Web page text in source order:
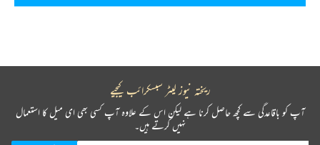
ریختہ نیوز لیٹر سبسکرائب کیجیے
آپ کو باقاعدگی سے کچھ حاصل کرنا ہے لیکن اس کے علاوہ آپ کسی بھی ای میل کا استعمال
نہیں کرتے ہیں۔